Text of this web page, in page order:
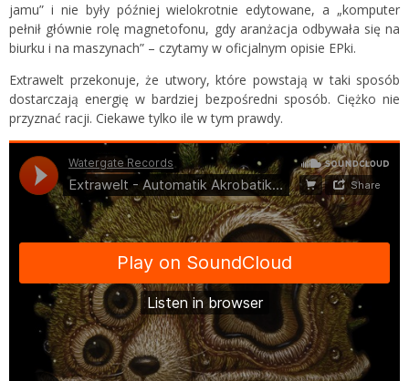
jamu” i nie były później wielokrotnie edytowane, a „komputer
pełnił głównie rolę magnetofonu, gdy aranżacja odbywała się na
biurku i na maszynach” – czytamy w oficjalnym opisie EPki.
Extrawelt przekonuje, że utwory, które powstają w taki sposób
dostarczają energię w bardziej bezpośredni sposób. Ciężko nie
przyznać racji. Ciekawe tylko ile w tym prawdy.